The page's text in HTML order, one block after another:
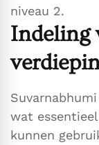
niveau 2.
Indeling
wat
kunnen